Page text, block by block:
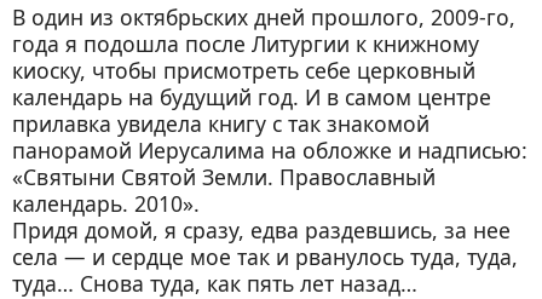
В один из октябрьских дней прошлого, 2009-го,
года я подошла после Литургии к книжному
киоску, чтобы присмотреть себе церковный
календарь на будущий год. И в самом центре
прилавка увидела книгу с так знакомой
панорамой Иерусалима на обложке и надписью:
«Святыни Святой Земли. Православный
календарь. 2010».
Придя домой, я сразу, едва раздевшись, за нее
села — и сердце мое так и рванулось туда, туда,
туда… Снова туда, как пять лет назад…